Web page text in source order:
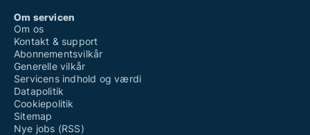
Om servicen
Om os
Kontakt & support
Abonnementsvilkår
Generelle vilkår
Servicens indhold og værdi
Datapolitik
Cookiepolitik
Sitemap
Nye jobs (RSS)